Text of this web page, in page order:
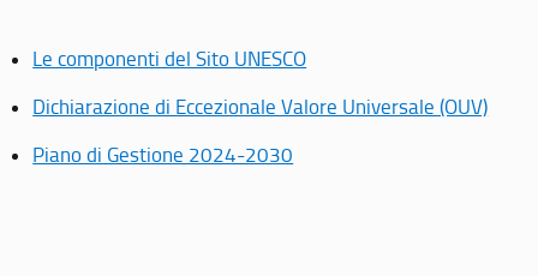
Le componenti del Sito UNESCO
Dichiarazione di Eccezionale Valore Universale (OUV)
Piano di Gestione 2024-2030